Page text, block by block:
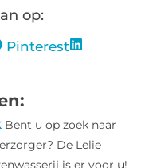
op:
Pinterest
Bent u op zoek naar
De Lelie
is er voor u!